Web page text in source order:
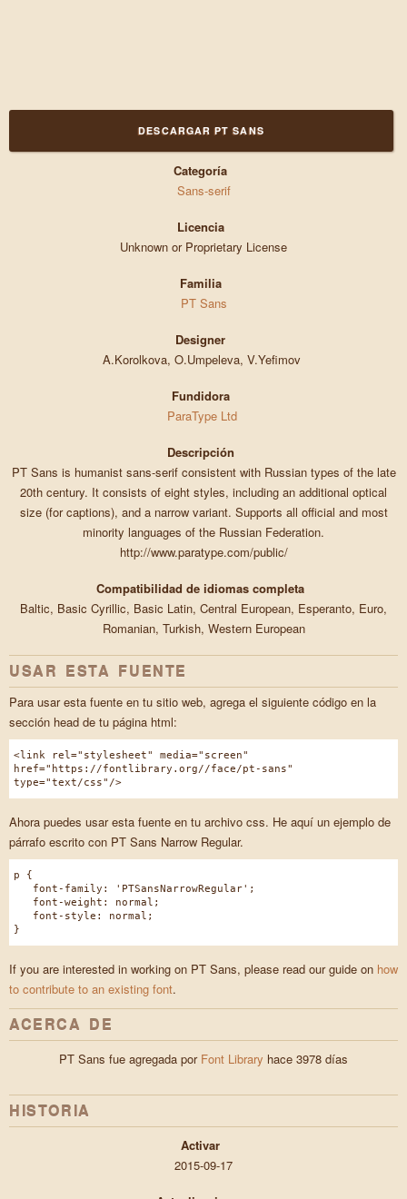
DESCARGAR PT SANS
Categoría
Sans-serif
Licencia
Unknown or Proprietary License
Familia
PT Sans
Designer
A.Korolkova, O.Umpeleva, V.Yefimov
Fundidora
ParaType Ltd
Descripción
PT Sans is humanist sans-serif consistent with Russian types of the late
20th century. It consists of eight styles, including an additional optical
size (for captions), and a narrow variant. Supports all official and most
minority languages of the Russian Federation.
http://www.paratype.com/public/
Compatibilidad de idiomas completa
Baltic, Basic Cyrillic, Basic Latin, Central European, Esperanto, Euro,
Romanian, Turkish, Western European
USAR ESTA FUENTE
Para usar esta fuente en tu sitio web, agrega el siguiente código en la
sección head de tu página html:
<link rel="stylesheet" media="screen"
href="https://fontlibrary.org//face/pt-sans"
type="text/css"/>
Ahora puedes usar esta fuente en tu archivo css. He aquí un ejemplo de
párrafo escrito con PT Sans Narrow Regular.
p {
font-family: 'PTSansNarrowRegular';
font-weight: normal;
font-style: normal;
}
If you are interested in working on PT Sans, please read our guide on how
to contribute to an existing font.
ACERCA DE
PT Sans fue agregada por Font Library hace 3978 días
HISTORIA
Activar
2015-09-17